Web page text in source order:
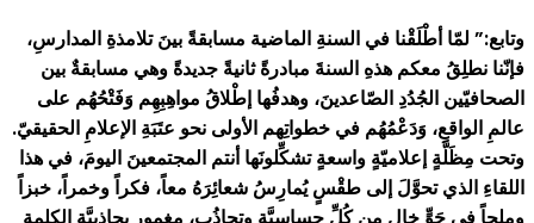
وتابع:” لمّا أطْلَقْنا في السنةِ الماضية مسابقةً بينَ تلامذةِ المدارسِ،
فإنّنا نطلِقُ معكم هذهِ السنةَ مبادرةً ثانيةً جديدةً وهي مسابقةٌ بين
الصحافيّين الجُدُدِ الصّاعدينَ، وهدفُها إطْلاقُ مواهِبِهِم وَفَتْحُهُم على
عالمِ الواقعِ، وَدَعْمُهُم في خطواتِهم الأولى نحو عتَبَةِ الإعلامِ الحقيقيّ.
وتحت مِظَلَّةٍ إعلاميّةٍ واسعةٍ تشكِّلونَها أنتم المجتمعينَ اليومَ، في هذا
اللقاءِ الذي تحوَّلَ إلى طقْسٍ يُمارِسُ شعائِرَهُ معاً، فكراً وخمراً، خبزاً